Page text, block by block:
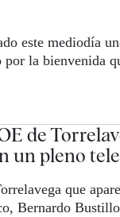
este mediodía
por la bienvenida
de
un pleno
que
Bernardo